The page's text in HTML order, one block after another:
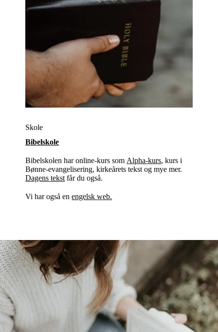
Skole
Bibelskole
Bibelskolen har online-kurs som Alpha-kurs, kurs i
Bønne-evangelisering, kirkeårets tekst og mye mer.
Dagens tekst får du også.
Vi har også enengelsk web.